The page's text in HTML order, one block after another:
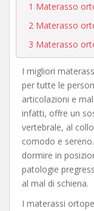
1 Materasso
2 Materasso
3 Materasso
I migliori
per tutte le
articolazioni e
infatti, offre un
vertebrale, al
comodo e
dormire in
patologie
al mal di schiena.
I materassi